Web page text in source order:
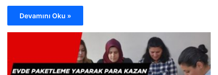
Devamını Oku »